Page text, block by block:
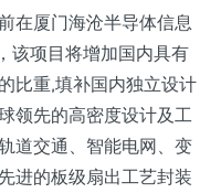
在厦门海沧半导体信息
该项目将增加国内具有
比重,填补国内独立设计
领先的高密度设计及工
道交通、智能电网、变
进的板级扇出工艺封装